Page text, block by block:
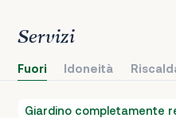
Servizi
Fuori Idoneità
Giardino completamente